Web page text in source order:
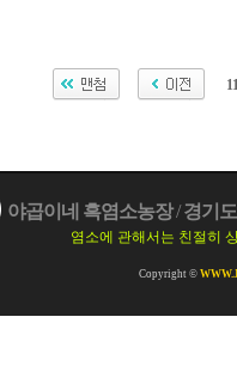
야곱이네 흑염소농장/경기
염소에 관해서는 친절히
Copyright ©